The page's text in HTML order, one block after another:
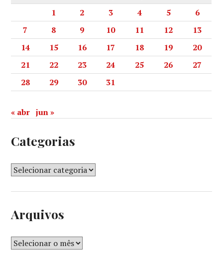
1 2 3 4 5
6
7
8 9 10 11 12
13
14
15 16 17 18 19
20
21
22 23 24 25 26
27
28
29 30 31
« abr jun »
Categorias
Arquivos